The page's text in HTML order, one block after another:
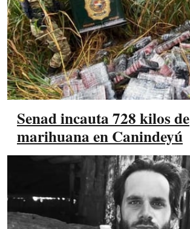
Senad incauta 728 kilos de
marihuana en Canindeyú